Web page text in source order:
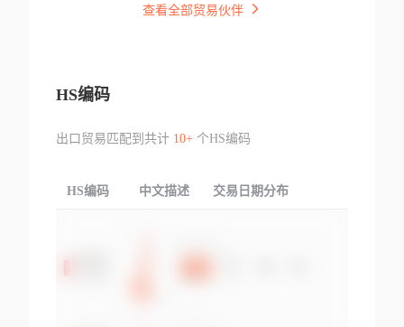
查看全部贸易伙伴
HS编码
出口贸易匹配到共计 10+个HS编码
HS编码 中文描述 交易日期分布